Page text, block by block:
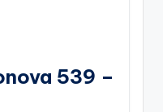
539 –